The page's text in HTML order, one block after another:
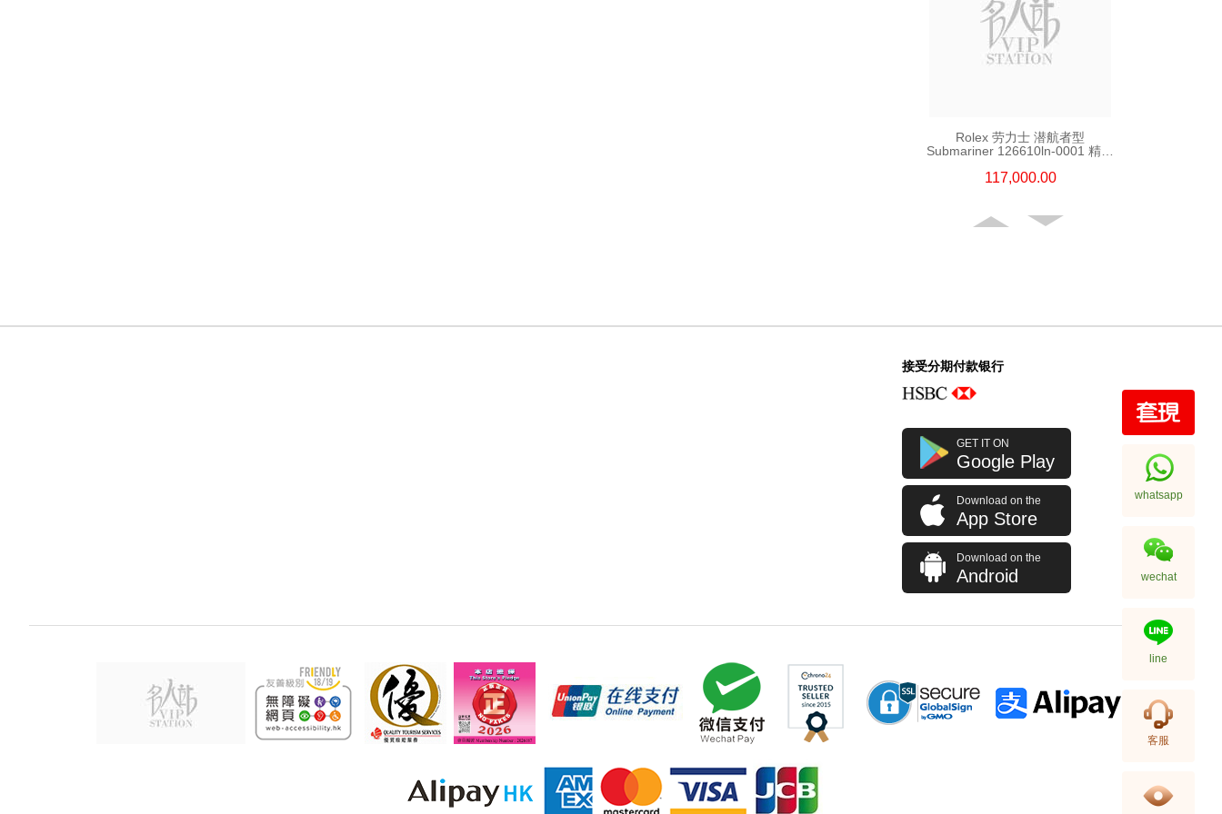
Rolex 劳力士 潜航者型
Submariner 126610ln-0001 精钢
117,000.00
Rolex 劳力士 格林尼治型 Ii Gmt-
Master Ii 126710blro-0001 精钢
百事圈
256,000.00
接受分期付款银行
GET IT ON
Google Play
Download on the
App Store
Download on the
Android
whatsapp
wechat
line
客服